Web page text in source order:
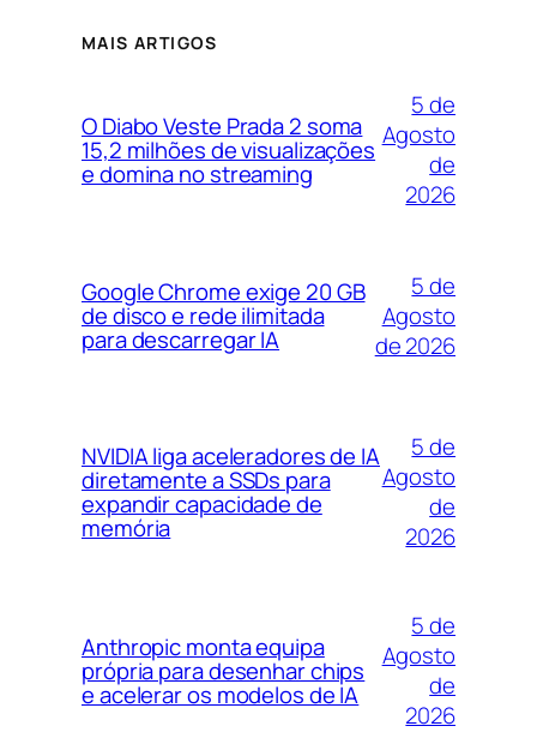
MAIS ARTIGOS
O Diabo Veste Prada 2 soma
15,2 milhões de visualizações
e domina no streaming
5 de
Agosto
de
2026
Google Chrome exige 20 GB
de disco e rede ilimitada
para descarregar IA
5 de
Agosto
de 2026
NVIDIA liga aceleradores de IA
diretamente a SSDs para
expandir capacidade de
memória
5 de
Agosto
de
2026
Anthropic monta equipa
própria para desenhar chips
e acelerar os modelos de IA
5 de
Agosto
de
2026